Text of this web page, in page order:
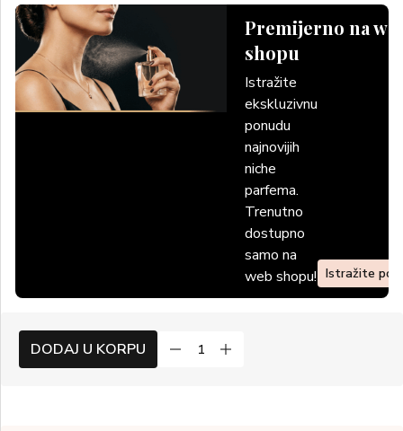
Premijerno na
shopu
Istražite
ekskluzivnu
ponudu
najnovijih
niche
parfema.
Trenutno
dostupno
samo na
web shopu! Istražite
DODAJ U KORPU